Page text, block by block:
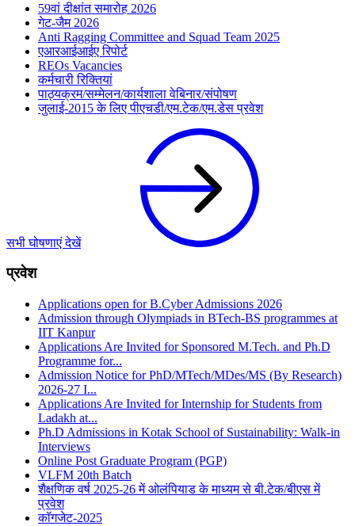
59वां दीक्षांत समारोह 2026
गेट-जैम 2026
Anti Ragging Committee and Squad Team 2025
एआरआईआईए रिपोर्ट
REOs Vacancies
कर्मचारी रिक्तियां
पाठ्यक्रम/सम्मेलन/कार्यशाला वेबिनार/संपोषण
जुलाई-2015 के लिए पीएचडी/एम.टेक/एम.डेस प्रवेश
सभी घोषणाएं देखें
प्रवेश
Applications open for B.Cyber Admissions 2026
Admission through Olympiads in BTech-BS programmes at
IIT Kanpur
Applications Are Invited for Sponsored M.Tech. and Ph.D
Programme for...
Admission Notice for PhD/MTech/MDes/MS (By Research)
2026‑27 I...
Applications Are Invited for Internship for Students from
Ladakh at...
Ph.D Admissions in Kotak School of Sustainability: Walk-in
Interviews
Online Post Graduate Program (PGP)
VLFM 20th Batch
शैक्षणिक वर्ष 2025-26 में ओलंपियाड के माध्यम से बी.टेक/बीएस में
प्रवेश
कॉगजेट-2025